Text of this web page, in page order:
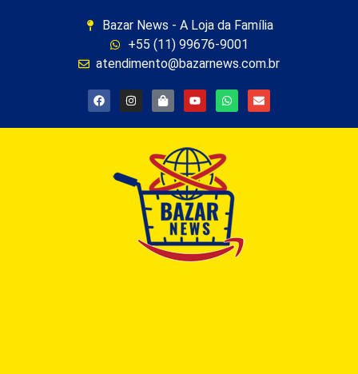
Bazar News - A Loja da Família
+55 (11) 99676-9001
atendimento@bazarnews.com.br